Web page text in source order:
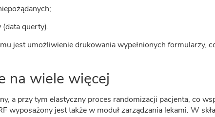
querty).
jest umożliwienie drukowania wypełnionych formularzy,
na wiele więcej
a przy tym elastyczny proces randomizacji pacjenta, co
wyposażony jest także w moduł zarządzania lekami. W